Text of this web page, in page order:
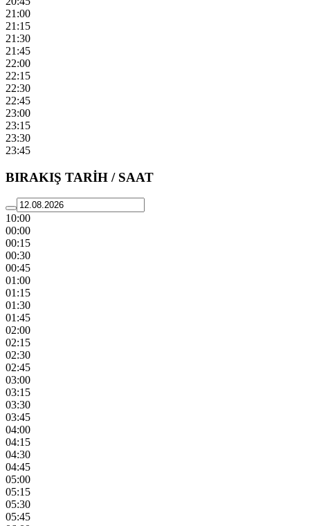
21:00
21:15
21:30
21:45
22:00
22:15
22:30
22:45
23:00
23:15
23:30
23:45
BIRAKIŞ TARİH / SAAT
10:00
00:00
00:15
00:30
00:45
01:00
01:15
01:30
01:45
02:00
02:15
02:30
02:45
03:00
03:15
03:30
03:45
04:00
04:15
04:30
04:45
05:00
05:15
05:30
05:45